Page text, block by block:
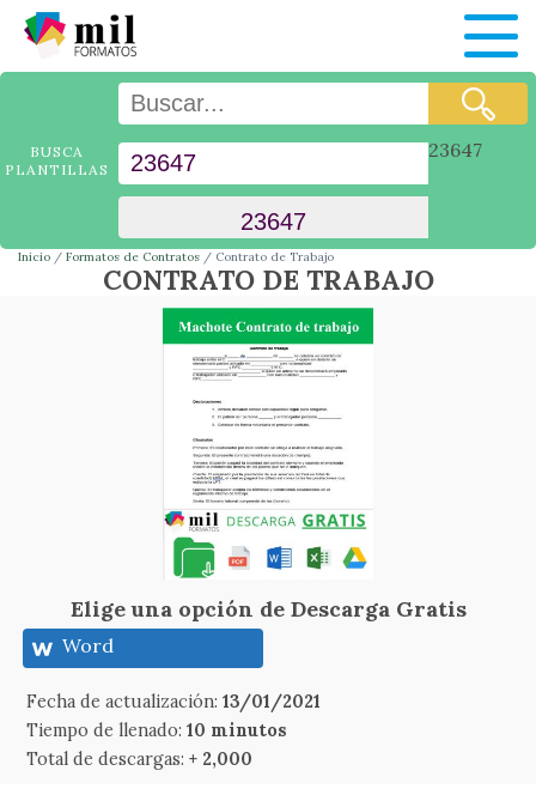
BUSCA
PLANTILLAS
23647
Inicio Formatos de Contratos Contrato de Trabajo
CONTRATO DE TRABAJO
Elige una opción de Descarga Gratis
Word
Fecha de actualización:13/01/2021
Tiempo de llenado:10 minutos
Total de descargas:+ 2,000